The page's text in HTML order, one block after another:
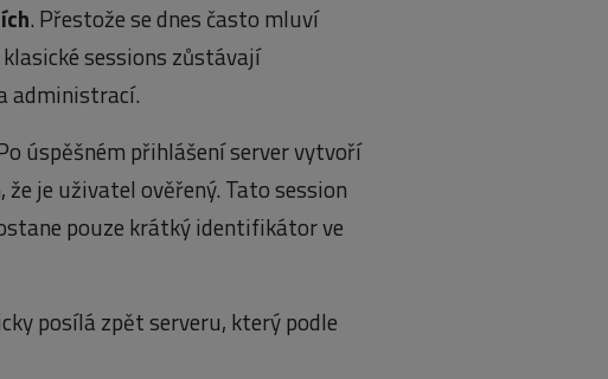
. Přestože se dnes často mluví
sessions zůstávají
administrací.
úspěšném přihlášení server vytvoří
je uživatel ověřený. Tato session
pouze krátký identifikátor ve
posílá zpět serveru, který podle